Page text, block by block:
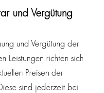
e
l
und Vergütung
und Vergütung der
Leistungen richten sich
Preisen der
sind jederzeit bei